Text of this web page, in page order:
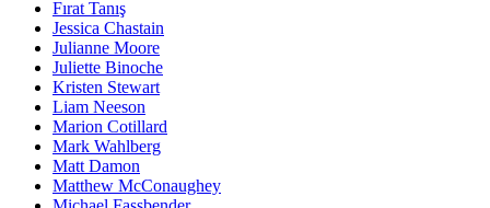
Fırat Tanış
Jessica Chastain
Julianne Moore
Juliette Binoche
Kristen Stewart
Liam Neeson
Marion Cotillard
Mark Wahlberg
Matt Damon
Matthew McConaughey